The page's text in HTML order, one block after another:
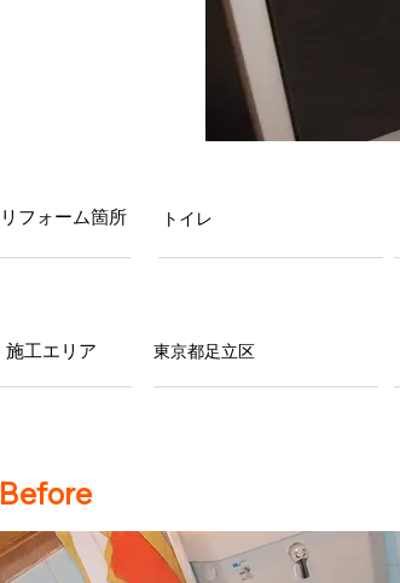
リフォーム箇所 トイレ
施工エリア 東京都足立区
Before